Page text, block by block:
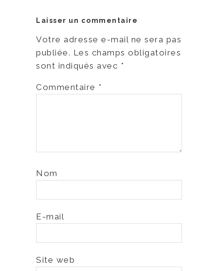
Laisser un commentaire
Votre adresse e-mail ne sera pas
publiée. Les champs obligatoires
sont indiqués avec *
Commentaire *
Nom
E-mail
Site web